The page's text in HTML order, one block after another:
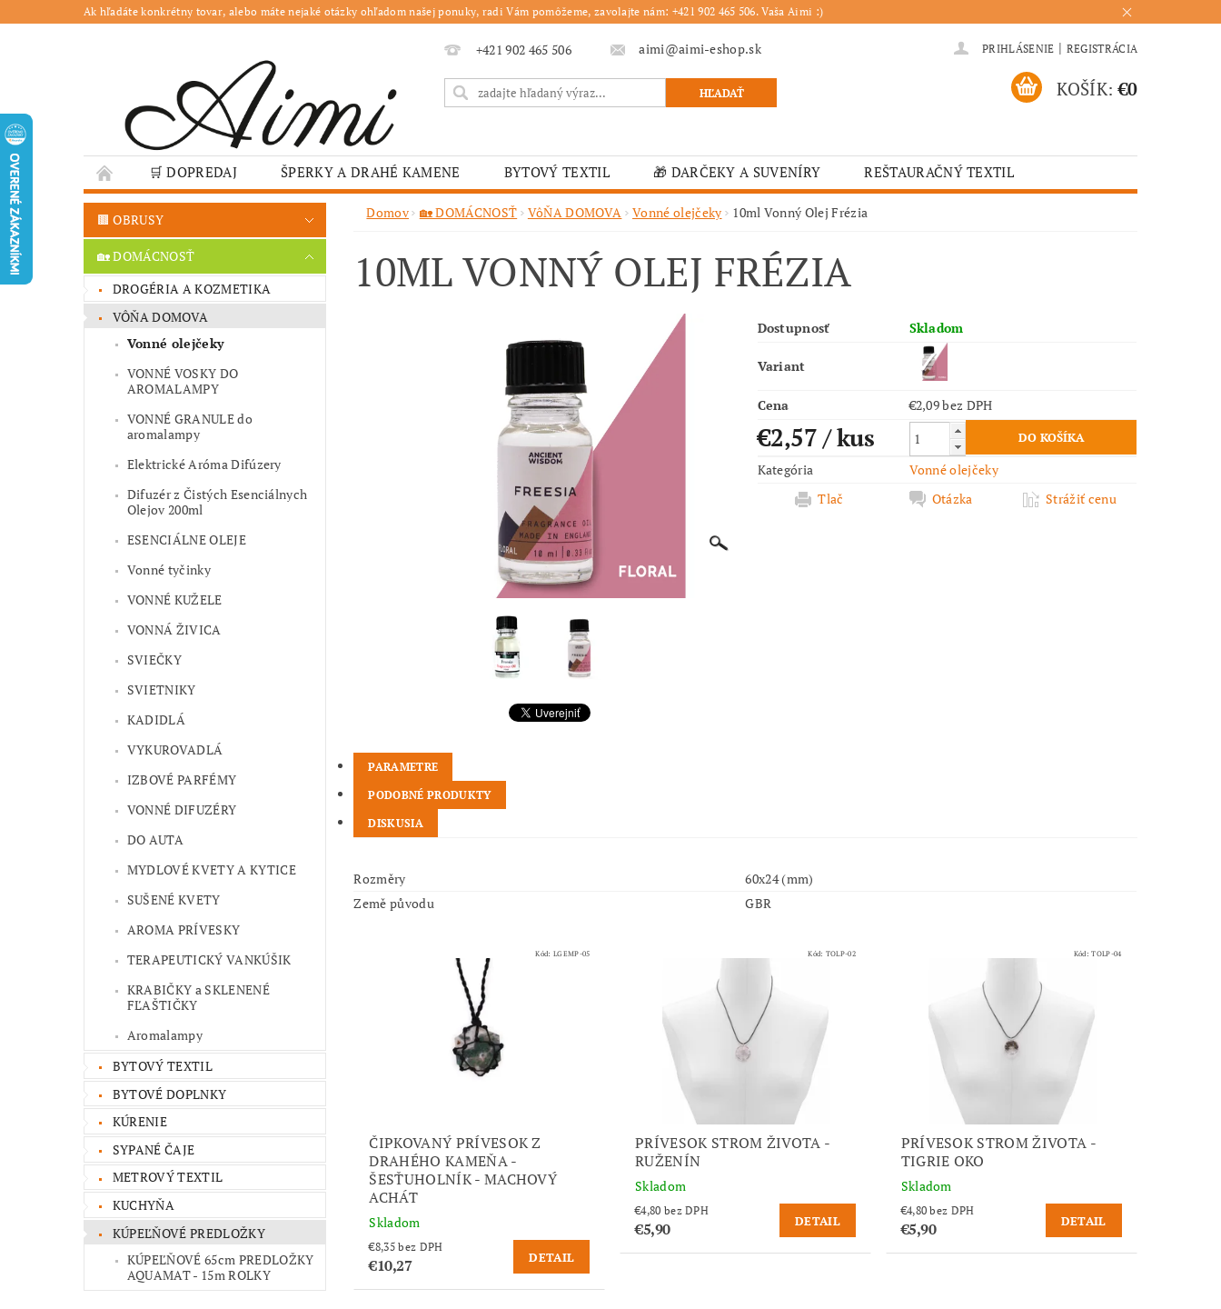
Ak hľadáte konkrétny tovar, alebo máte nejaké otázky ohľadom našej ponuky, radi Vám pomôžeme, zavolajte nám: +421 902 465 506. Vaša Aimi :)
+421 902 465 506 aimi@aimi-eshop.sk PRIHLÁSENIE | REGISTRÁCIA
KOŠÍK: €0
🛒 DOPREDAJ ŠPERKY A DRAHÉ KAMENE BYTOVÝ TEXTIL 🎁 DARČEKY A SUVENÍRY
REŠTAURAČNÝ TEXTIL
🌳 ZÁHRADA
🍽️ GASTRO JESENNÉ OBRUSY 🎄 VIANOČNÝ TOVAR 🏫 ŠKOLSKÉ ZARIADENIA
❤️ VALENTÍN – TIPY NA DARČEKY
GASTRO PREVÁDZKY
ŠKOLY A VEREJNÉ ZARIADENIA MOJA OBJEDNÁVKA
🟫 OBRUSY
🏡 DOMÁCNOSŤ
DROGÉRIA A KOZMETIKA
VÔŇA DOMOVA
Vonné olejčeky
VONNÉ VOSKY DO
AROMALAMPY
VONNÉ GRANULE do
aromalampy
Elektrické Aróma Difúzery
Difuzér z Čistých Esenciálnych
Olejov 200ml
ESENCIÁLNE OLEJE
Vonné tyčinky
VONNÉ KUŽELE
VONNÁ ŽIVICA
SVIEČKY
SVIETNIKY
KADIDLÁ
VYKUROVADLÁ
IZBOVÉ PARFÉMY
VONNÉ DIFUZÉRY
DO AUTA
MYDLOVÉ KVETY A KYTICE
SUŠENÉ KVETY
AROMA PRÍVESKY
TERAPEUTICKÝ VANKÚŠIK
KRABIČKY a SKLENENÉ
FĽAŠTIČKY
Aromalampy
BYTOVÝ TEXTIL
BYTOVÉ DOPLNKY
KÚRENIE
SYPANÉ ČAJE
METROVÝ TEXTIL
KUCHYŇA
KÚPEĽŇOVÉ PREDLOŽKY
KÚPEĽŇOVÉ 65cm PREDLOŽKY
AQUAMAT - 15m ROLKY
Domov 🏡 DOMÁCNOSŤ VôŇA DOMOVA Vonné olejčeky 10ml Vonný Olej Frézia
10ML VONNÝ OLEJ FRÉZIA
Dostupnosť Skladom
Variant
Cena €2,09 bez DPH
€2,57 / kus
Kategória
Vonné olejčeky
Tlač
Otázka Strážiť cenu
PARAMETRE
PODOBNÉ PRODUKTY
DISKUSIA
Rozměry
60x24 (mm)
Země původu
GBR
Kód: LGEMP-05
ČIPKOVANÝ PRÍVESOK Z
DRAHÉHO KAMEŇA -
ŠESŤUHOLNÍK - MACHOVÝ
ACHÁT
Skladom
€8,35 bez DPH
€10,27 DETAIL
Kód: TOLP-02
PRÍVESOK STROM ŽIVOTA -
RUŽENÍN
Skladom
€4,80 bez DPH
€5,90 DETAIL
Kód:TOLP-04
PRÍVESOK STROM ŽIVOTA -
TIGRIE OKO
Skladom
€4,80 bez DPH
€5,90 DETAIL